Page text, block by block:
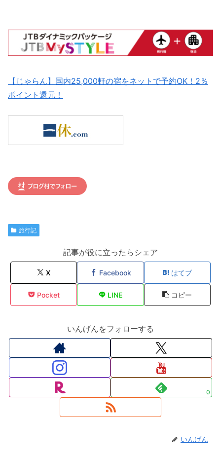
【じゃらん】国内25,000軒の宿をネットで予約OK！2％
ポイント還元！
旅行記
記事が役に立ったらシェア
X Facebook はてブ
Pocket LINE コピー
いんげんをフォローする
0
いんげん